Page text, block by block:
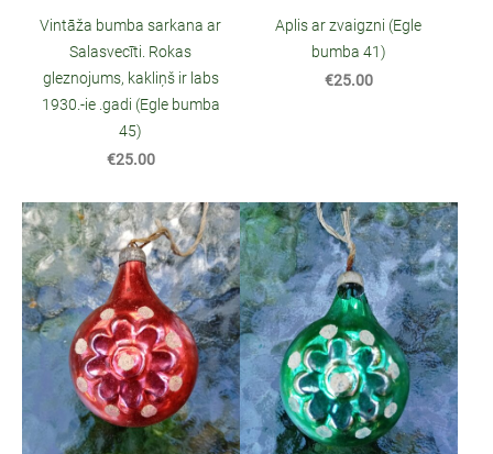
Vintāža bumba sarkana ar
Salasvecīti. Rokas
gleznojums, kakliņš ir labs
1930.-ie .gadi (Egle bumba
45)
€25.00
Aplis ar zvaigzni (Egle
bumba 41)
€25.00